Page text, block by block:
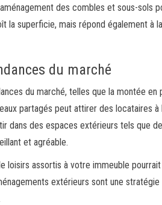
des combles et sous-sols
la superficie, mais répond également à
du marché
du marché, telles que la montée
partagés peut attirer des locataires
dans des espaces extérieurs tels que
et agréable.
loisirs assortis à votre immeuble
extérieurs sont une